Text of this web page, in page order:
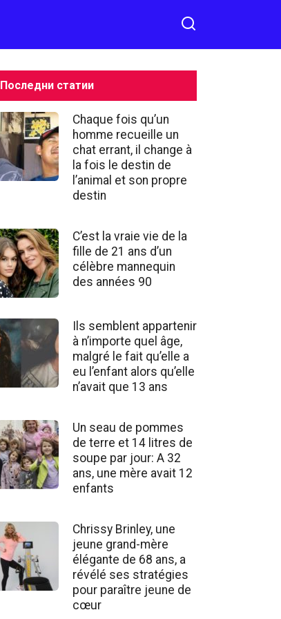
Последни статии
Chaque fois qu’un
homme recueille un
chat errant, il change à
la fois le destin de
l’animal et son propre
destin
C’est la vraie vie de la
fille de 21 ans d’un
célèbre mannequin
des années 90
Ils semblent appartenir
à n’importe quel âge,
malgré le fait qu’elle a
eu l’enfant alors qu’elle
n’avait que 13 ans
Un seau de pommes
de terre et 14 litres de
soupe par jour: A 32
ans, une mère avait 12
enfants
Chrissy Brinley, une
jeune grand-mère
élégante de 68 ans, a
révélé ses stratégies
pour paraître jeune de
cœur